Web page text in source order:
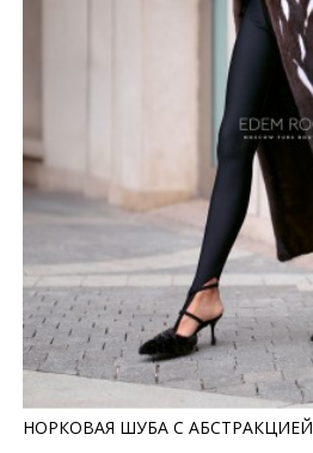
НОРКОВАЯ ШУБА С АБСТРАКЦИЕЙ